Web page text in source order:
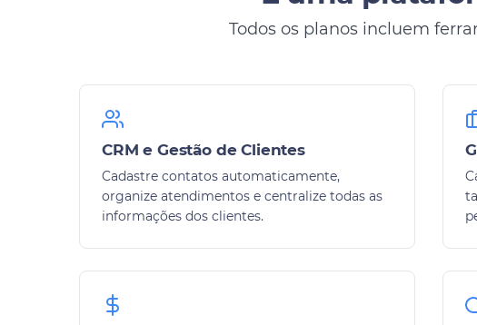
Todos os planos incluem
CRM e Gestão de Clientes
Cadastre contatos automaticamente,
organize atendimentos e centralize todas as
informações dos clientes.